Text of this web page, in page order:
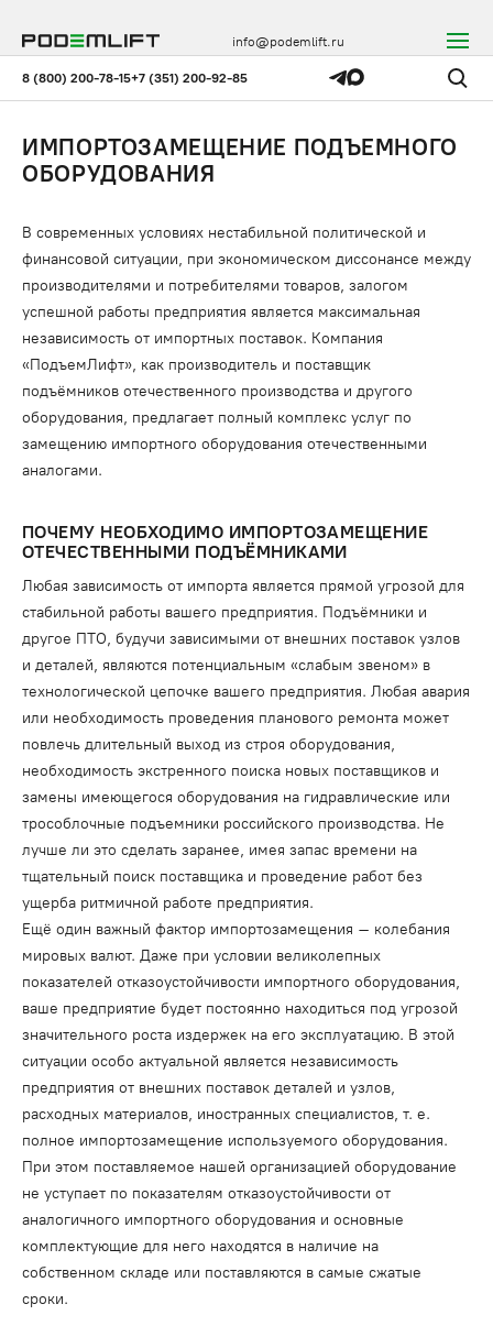
8 (800) 200-78-15+7 (351) 200-92-85
info@podemlift.ru
ИМПОРТОЗАМЕЩЕНИЕ ПОДЪЕМНОГО
ОБОРУДОВАНИЯ
В современных условиях нестабильной политической и
финансовой ситуации, при экономическом диссонансе между
производителями и потребителями товаров, залогом
успешной работы предприятия является максимальная
независимость от импортных поставок. Компания
«ПодъемЛифт», как производитель и поставщик
подъёмников отечественного производства и другого
оборудования, предлагает полный комплекс услуг по
замещению импортного оборудования отечественными
аналогами.
ПОЧЕМУ НЕОБХОДИМО ИМПОРТОЗАМЕЩЕНИЕ
ОТЕЧЕСТВЕННЫМИ ПОДЪЁМНИКАМИ
Любая зависимость от импорта является прямой угрозой для
стабильной работы вашего предприятия. Подъёмники и
другое ПТО, будучи зависимыми от внешних поставок узлов
и деталей, являются потенциальным «слабым звеном» в
технологической цепочке вашего предприятия. Любая авария
или необходимость проведения планового ремонта может
повлечь длительный выход из строя оборудования,
необходимость экстренного поиска новых поставщиков и
замены имеющегося оборудования на гидравлические или
трособлочные подъемники российского производства. Не
лучше ли это сделать заранее, имея запас времени на
тщательный поиск поставщика и проведение работ без
ущерба ритмичной работе предприятия.
Ещё один важный фактор импортозамещения – колебания
мировых валют. Даже при условии великолепных
показателей отказоустойчивости импортного оборудования,
ваше предприятие будет постоянно находиться под угрозой
значительного роста издержек на его эксплуатацию. В этой
ситуации особо актуальной является независимость
предприятия от внешних поставок деталей и узлов,
расходных материалов, иностранных специалистов, т. е.
полное импортозамещение используемого оборудования.
При этом поставляемое нашей организацией оборудование
не уступает по показателям отказоустойчивости от
аналогичного импортного оборудования и основные
комплектующие для него находятся в наличие на
собственном складе или поставляются в самые сжатые
сроки.